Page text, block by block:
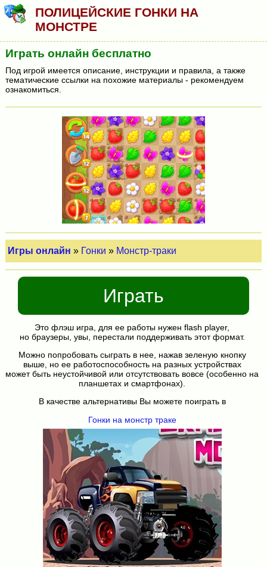
ПОЛИЦЕЙСКИЕ ГОНКИ НА
МОНСТРЕ
Играть онлайн бесплатно
Под игрой имеется описание, инструкции и правила, а также
тематические ссылки на похожие материалы - рекомендуем
ознакомиться.
Игры онлайн » Гонки » Монстр-траки
Играть
Это флэш игра, для ее работы нужен flash player,
но браузеры, увы, перестали поддерживать этот формат.
Можно попробовать сыграть в нее, нажав зеленую кнопку
выше, но ее работоспособность на разных устройствах
может быть неустойчивой или отсутствовать вовсе (особенно на
планшетах и смартфонах).
В качестве альтернативы Вы можете поиграть в
Гонки на монстр траке